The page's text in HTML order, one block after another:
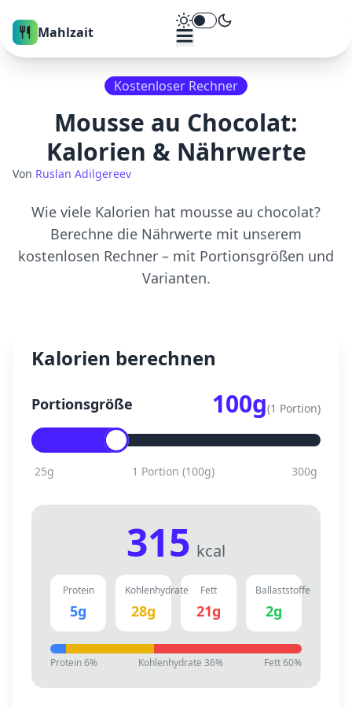
Mahlzait Theme umschalten
Kostenloser Rechner
Mousse au Chocolat:
Kalorien & Nährwerte
Von Ruslan Adilgereev
Wie viele Kalorien hat mousse au chocolat?
Berechne die Nährwerte mit unserem
kostenlosen Rechner – mit Portionsgrößen und
Varianten.
Kalorien berechnen
Portionsgröße 100g(1 Portion)
25g 1 Portion (100g) 300g
315 kcal
Protein
5g
Kohlenhydrate
28g
Fett
21g
Ballaststoffe
2g
Protein6% Kohlenhydrate 36% Fett60%